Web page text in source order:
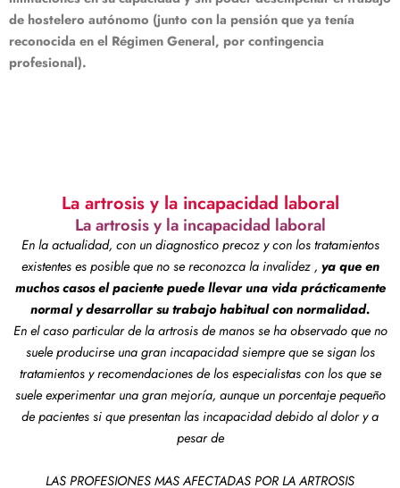
de hostelero autónomo (junto con la pensión que ya tenía
reconocida en el Régimen General, por contingencia
profesional).
La artrosis y la incapacidad laboral
La artrosis y la incapacidad laboral
En la actualidad, con un diagnostico precoz y con los tratamientos
existentes es posible que no se reconozca la invalidez , ya que en
muchos casos el paciente puede llevar una vida prácticamente
normal y desarrollar su trabajo habitual con normalidad.
En el caso particular de la artrosis de manos se ha observado que no
suele producirse una gran incapacidad siempre que se sigan los
tratamientos y recomendaciones de los especialistas con los que se
suele experimentar una gran mejoría, aunque un porcentaje pequeño
de pacientes si que presentan las incapacidad debido al dolor y a
pesar de
LAS PROFESIONES MAS AFECTADAS POR LA ARTROSIS